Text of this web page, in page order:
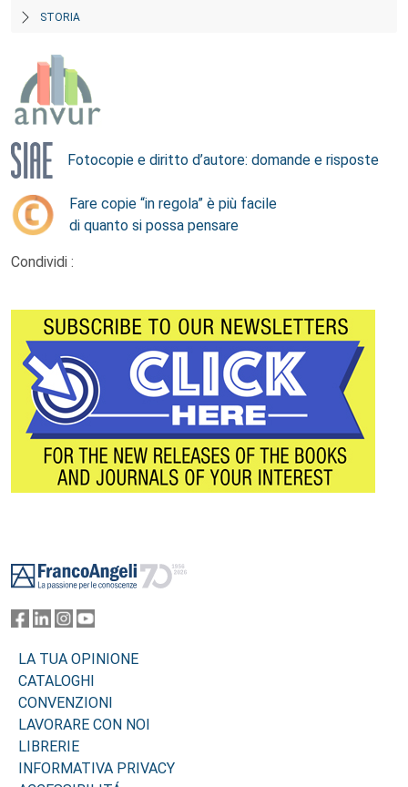
STORIA
Fotocopie e diritto d’autore: domande e risposte
Fare copie “in regola” è più facile
di quanto si possa pensare
Condividi :
LA TUA OPINIONE
CATALOGHI
CONVENZIONI
LAVORARE CON NOI
LIBRERIE
INFORMATIVA PRIVACY